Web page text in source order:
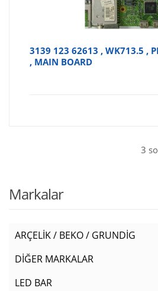
3139 123 62613 , WK713.5 ,
, MAIN BOARD
3
Markalar
ARÇELİK / BEKO / GRUNDİG
DİĞER MARKALAR
LED BAR